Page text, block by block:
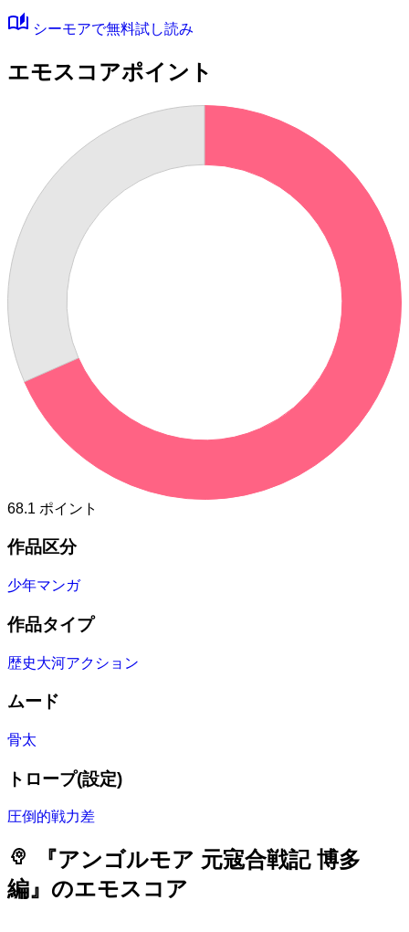
auto_stories シーモアで無料試し読み
エモスコアポイント
68.1 ポイント
作品区分
少年マンガ
作品タイプ
歴史大河アクション
ムード
骨太
トロープ(設定)
圧倒的戦力差
psychology
『アンゴルモア 元寇合戦記 博多
編』のエモスコア